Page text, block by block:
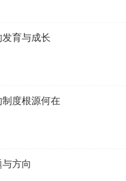
育与成长
度根源何在
方向